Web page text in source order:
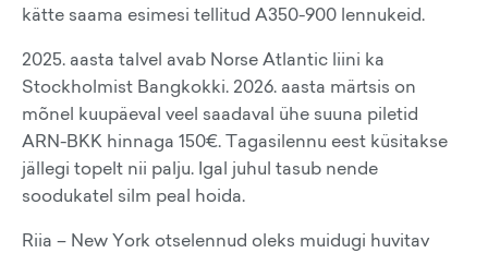
kätte saama esimesi tellitud A350-900 lennukeid.
2025. aasta talvel avab Norse Atlantic liini ka
Stockholmist Bangkokki. 2026. aasta märtsis on
mõnel kuupäeval veel saadaval ühe suuna piletid
ARN-BKK hinnaga 150€. Tagasilennu eest küsitakse
jällegi topelt nii palju. Igal juhul tasub nende
soodukatel silm peal hoida.
Riia – New York otselennud oleks muidugi huvitav